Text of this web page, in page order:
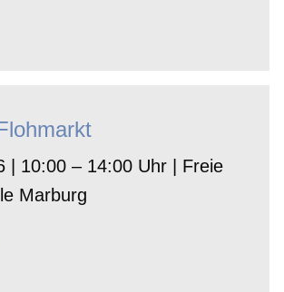
| 10:00 – 14:00 Uhr | Freie
Marburg